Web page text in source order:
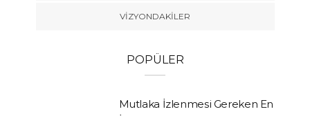
VIZYONDAKILER
POPÜLER
Mutlaka İzlenmesi Gereken En